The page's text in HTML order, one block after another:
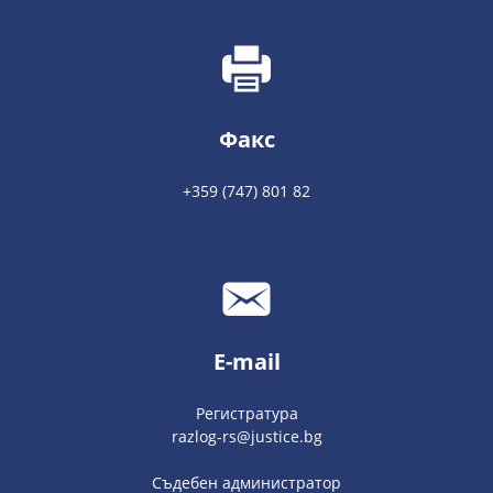
Факс
+359 (747) 801 82
E-mail
Регистратура
razlog-rs@justice.bg
Съдебен администратор